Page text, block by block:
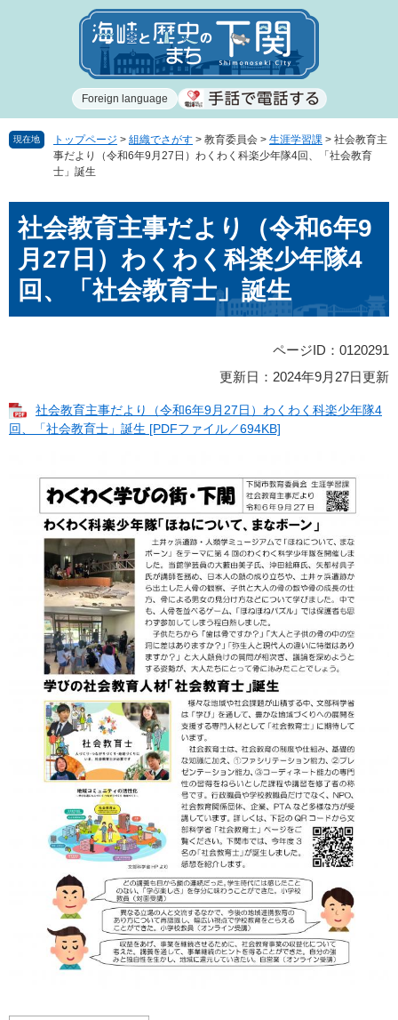
で
ば
Foreign language
現在地 トップページ > 組織でさがす > 教育委員会 > 生涯学習課 > 社会教育主
事だより（令和6年9月27日）わくわく科楽少年隊4回、「社会教育
士」誕生
文社会教育主事だより（令和6年9
月27日）わくわく科楽少年隊4
回、「社会教育士」誕生
ページID：0120291
更新日：2024年9月27日更新
社会教育主事だより（令和6年9月27日）わくわく科楽少年隊4
回、「社会教育士」誕生 [PDFファイル／694KB]